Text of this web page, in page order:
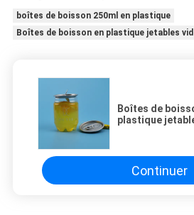
boîtes de boisson 250ml en plastique
Boîtes de boisson en plastique jetables
Boîtes de
plastique
Continuer